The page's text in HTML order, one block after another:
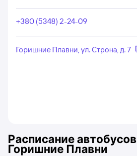
+380 (5348) 2-24-09
Горишние Плавни, ул. Строна, д. 7
Расписание автобусов
Горишние Плавни